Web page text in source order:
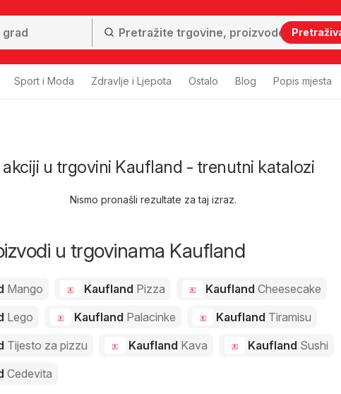
Sport i Moda Zdravlje i Ljepota Ostalo Blog Popis mjesta
akciji u trgovini Kaufland - trenutni katalozi
Nismo pronašli rezultate za taj izraz.
u trgovinama Kaufland
Mango Kaufland Pizza KauflandCheesecake
Lego Kaufland Palacinke Kaufland Tiramisu
Tijesto za pizzu Kaufland Kava Kaufland Sushi
Cedevita